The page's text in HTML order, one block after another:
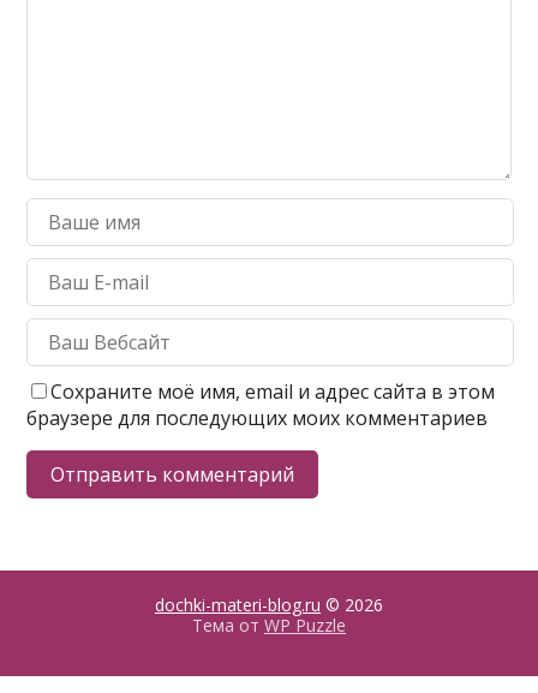
Сохраните моё имя, email и адрес сайта в этом
браузере для последующих моих комментариев
dochki-materi-blog.ru © 2026
Тема от WP Puzzle